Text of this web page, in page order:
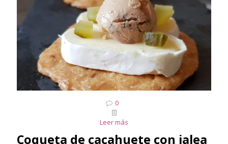
0
Leer más
Coqueta de cacahuete con jalea